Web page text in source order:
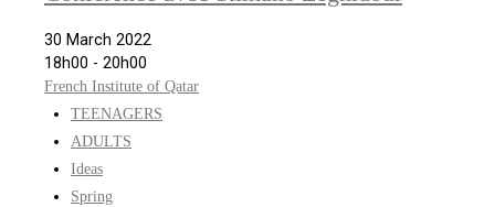
30 March 2022
18h00 - 20h00
French Institute of Qatar
TEENAGERS
ADULTS
Ideas
Spring